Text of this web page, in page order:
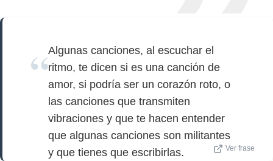
Algunas canciones, al escuchar el
ritmo, te dicen si es una canción de
amor, si podría ser un corazón roto, o
las canciones que transmiten
vibraciones y que te hacen entender
que algunas canciones son militantes
y que tienes que escribirlas.
Ver frase